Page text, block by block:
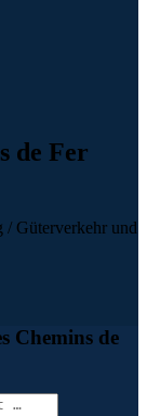
de Fer
/ Güterverkehr und
Chemins de